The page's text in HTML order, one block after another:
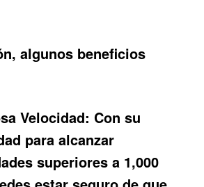
algunos beneficios
Velocidad: Con su
para alcanzar
superiores a 1,000